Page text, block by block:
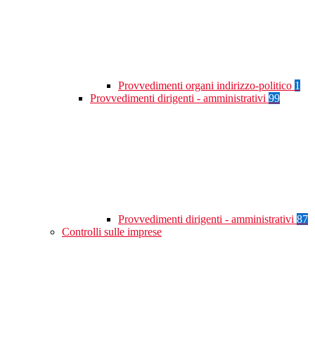
Provvedimenti organi indirizzo-politico 1
Provvedimenti dirigenti - amministrativi 99
Provvedimenti dirigenti - amministrativi 87
Controlli sulle imprese